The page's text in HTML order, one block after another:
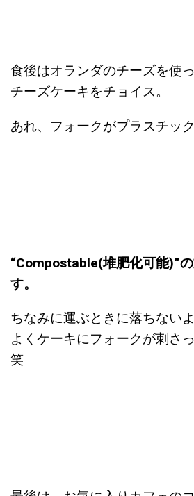
食後はオランダのチーズを使
チーズケーキをチョイス。
あれ、フォークがプラスチッ
“Compostable(堆肥化可能)”
す。
ちなみに運ぶときに落ちない
よくケーキにフォークが刺さ
笑